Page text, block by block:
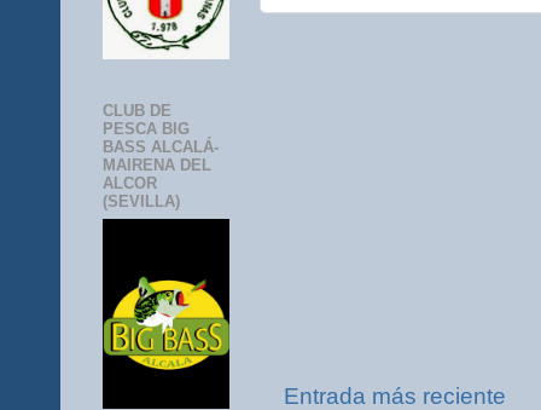
Entrada más reciente
CLUB DE
PESCA BIG
BASS ALCALÁ-
MAIRENA DEL
ALCOR
(SEVILLA)